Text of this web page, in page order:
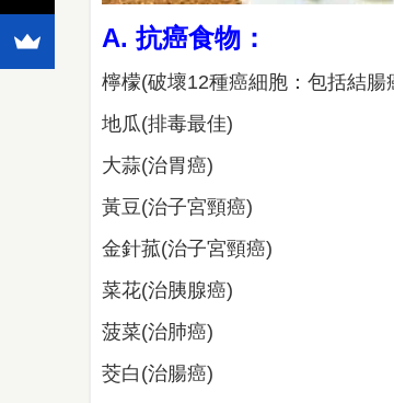
A. 抗癌食物：
檸檬(破壞12種癌細胞：包括結
地瓜(排毒最佳)
大蒜(治胃癌)
黃豆(治子宮頸癌)
金針菰(治子宮頸癌)
菜花(治胰腺癌)
菠菜(治肺癌)
茭白(治腸癌)